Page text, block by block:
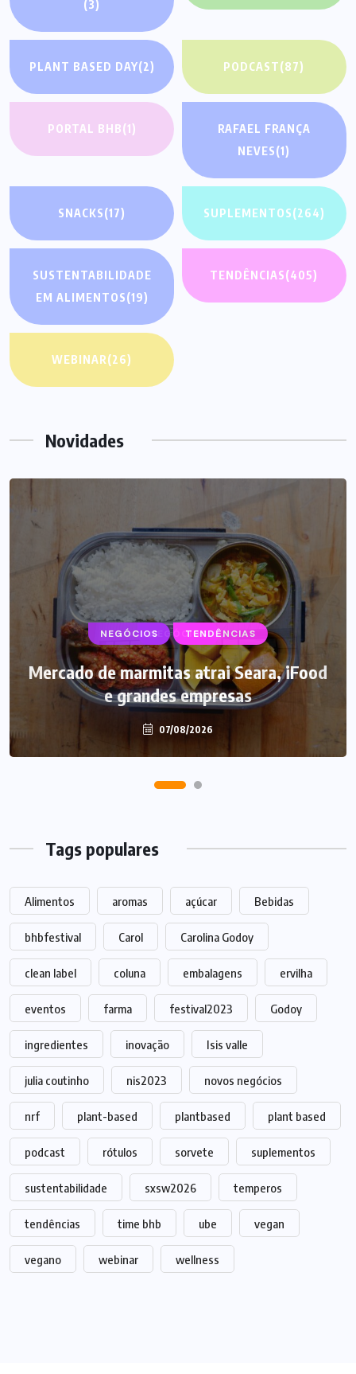
(3)
PLANT BASED DAY(2) PODCAST(87)
PORTAL BHB(1)
RAFAEL FRANÇA
NEVES(1)
SNACKS(17) SUPLEMENTOS(264)
SUSTENTABILIDADE
EM ALIMENTOS(19)
TENDÊNCIAS(405)
WEBINAR(26)
Novidades
NEGÓCIOS TENDÊNCIAS
Mercado de marmitas atrai Seara, iFood
e grandes empresas
07/08/2026
Tags populares
Alimentos aromas açúcar Bebidas
bhbfestival Carol Carolina Godoy
clean label coluna embalagens ervilha
eventos farma festival2023 Godoy
ingredientes inovação Isis valle
julia coutinho nis2023 novos negócios
nrf plant-based plantbased plant based
podcast rótulos sorvete suplementos
sustentabilidade sxsw2026 temperos
tendências time bhb ube vegan
vegano webinar wellness